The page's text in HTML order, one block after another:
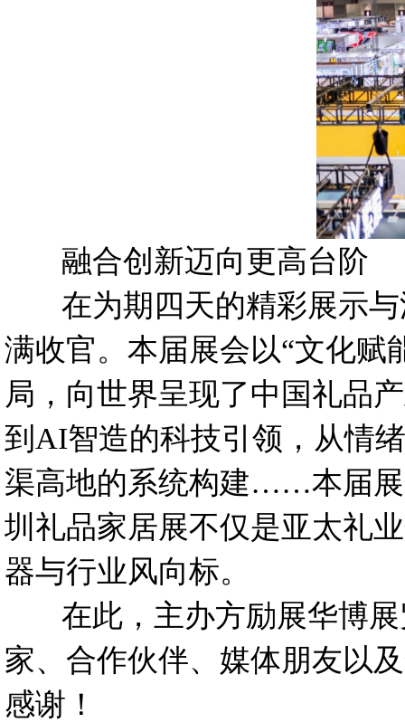
融合创新迈向更高台阶
在为期四天的精彩展示与
满收官。本届展会以“文化赋
局，向世界呈现了中国礼品
到AI智造的科技引领，从情
渠高地的系统构建……本届展
圳礼品家居展不仅是亚太礼
器与行业风向标。
在此，主办方励展华博展
家、合作伙伴、媒体朋友以
感谢！